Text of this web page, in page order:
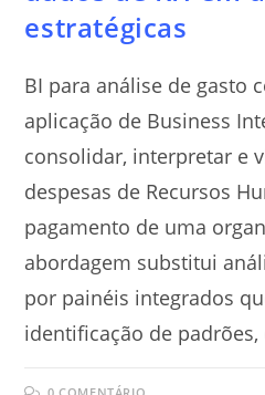
estratégicas
BI para análise de gasto
aplicação de Business
consolidar, interpretar e
despesas de Recursos
pagamento de uma
abordagem substitui
por painéis integrados
identificação de